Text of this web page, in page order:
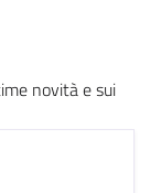
novità e sui